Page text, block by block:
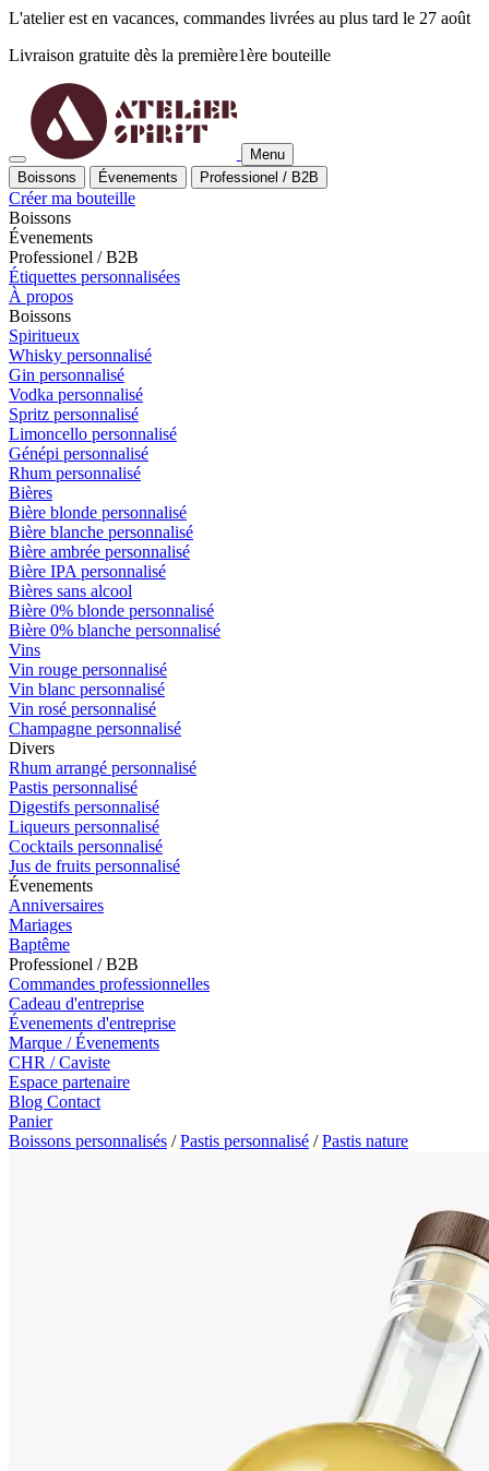
L'atelier est en vacances, commandes livrées au plus tard le 27 août
Livraison gratuite dès la première1ère bouteille
Menu
Boissons
Évenements Professionel / B2B
Créer ma bouteille
Boissons
Évenements
Professionel / B2B
Étiquettes personnalisées
À propos
Boissons
Spiritueux
Whisky personnalisé
Gin personnalisé
Vodka personnalisé
Spritz personnalisé
Limoncello personnalisé
Génépi personnalisé
Rhum personnalisé
Bières
Bière blonde personnalisé
Bière blanche personnalisé
Bière ambrée personnalisé
Bière IPA personnalisé
Bières sans alcool
Bière 0% blonde personnalisé
Bière 0% blanche personnalisé
Vins
Vin rouge personnalisé
Vin blanc personnalisé
Vin rosé personnalisé
Champagne personnalisé
Divers
Rhum arrangé personnalisé
Pastis personnalisé
Digestifs personnalisé
Liqueurs personnalisé
Cocktails personnalisé
Jus de fruits personnalisé
Évenements
Anniversaires
Mariages
Baptême
Professionel / B2B
Commandes professionnelles
Cadeau d'entreprise
Évenements d'entreprise
Marque / Évenements
CHR / Caviste
Espace partenaire
Blog Contact
Panier
Boissons personnalisés / Pastis personnalisé / Pastis nature